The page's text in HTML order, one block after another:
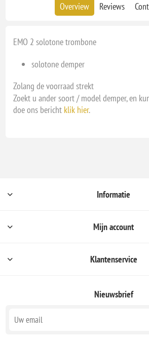
Overview Reviews
EMO 2 solotone trombone
solotone demper
Zolang de voorraad strekt
Zoekt u ander soort / model demper, en
doe ons bericht klik hier.
Informatie
Mijn account
Klantenservice
Nieuwsbrief